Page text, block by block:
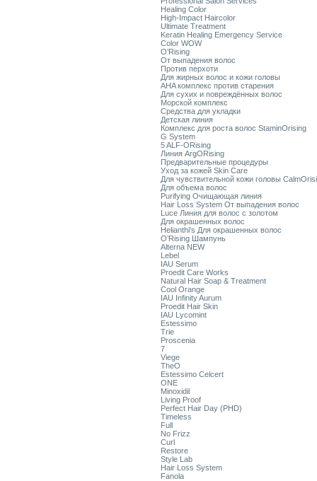
Healing Color
High-Impact Haircolor
Ultimate Treatment
Keratin Healing Emergency Service
Color WOW
O’Rising
От выпадения волос
Против перхоти
Для жирных волос и кожи головы
AHA комплекс против старения
Для сухих и повреждённых волос
Морской комплекс
Средства для укладки
Детская линия
Комплекс для роста волос StaminOrising
G System
5 ALF-ORising
Линия ArgORising
Предварительные процедуры
Уход за кожей Skin Care
Для чувствительной кожи головы
Для объема волос
Purifying Очищающая линия
Hair Loss System От выпадения волос
Luce Линия для волос с золотом
Для окрашенных волос
Helianthi's Для окрашенных волос
O’Rising Шампунь
Alterna NEW
Lebel
IAU Serum
Proedit Care Works
Natural Hair Soap & Treatment
Cool Orange
IAU Infinity Aurum
Proedit Hair Skin
IAU Lycomint
Estessimo
Trie
Proscenia
7
Viege
TheO
Estessimo Celcert
ONE
Minoxidil
Living Proof
Perfect Hair Day (PHD)
Timeless
Full
No Frizz
Curl
Restore
Style Lab
Hair Loss System
Fanola